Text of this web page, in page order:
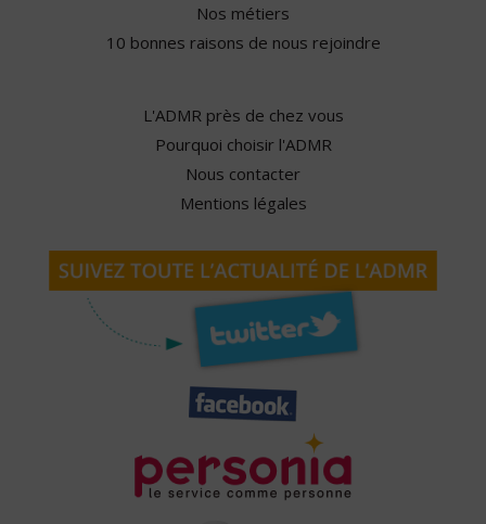
Nos métiers
10 bonnes raisons de nous rejoindre
L'ADMR près de chez vous
Pourquoi choisir l'ADMR
Nous contacter
Mentions légales